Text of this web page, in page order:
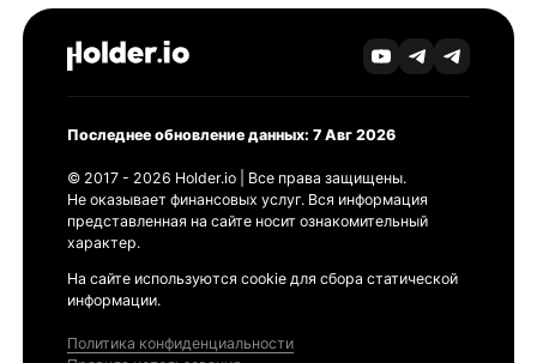
Последнее обновление данных: 7 Авг 2026
© 2017 - 2026 Holder.io | Все права защищены.
Не оказывает финансовых услуг. Вся информация
представленная на сайте носит ознакомительный
характер.
На сайте используются cookie для сбора статической
информации.
Политика конфиденциальности